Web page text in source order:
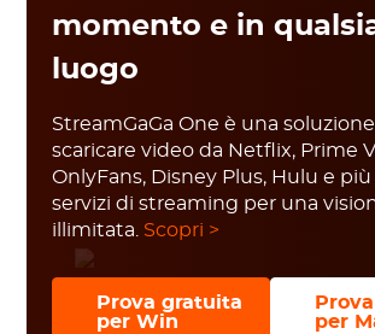
momento e in
luogo
StreamGaGa One è una
scaricare video da Netflix, Prime
OnlyFans, Disney Plus, Hulu e più
servizi di streaming per una
illimitata. Scopri >
Prova gratuita
per Win
per